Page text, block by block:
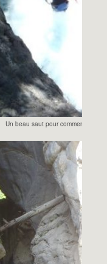
Un beau saut pour commencer